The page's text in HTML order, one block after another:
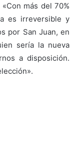
más del 70%
es irreversible y
por San Juan, en
sería la nueva
a disposición.